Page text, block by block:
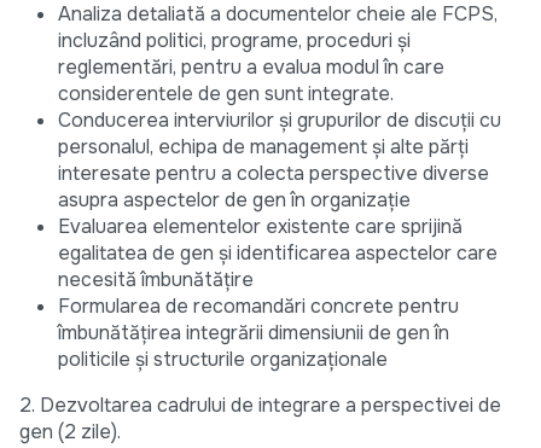
Analiza detaliată a documentelor cheie ale FCPS,
incluzând politici, programe, proceduri și
reglementări, pentru a evalua modul în care
considerentele de gen sunt integrate.
Conducerea interviurilor și grupurilor de discuții cu
personalul, echipa de management și alte părți
interesate pentru a colecta perspective diverse
asupra aspectelor de gen în organizație
Evaluarea elementelor existente care sprijină
egalitatea de gen și identificarea aspectelor care
necesită îmbunătățire
Formularea de recomandări concrete pentru
îmbunătățirea integrării dimensiunii de gen în
politicile și structurile organizaționale
2. Dezvoltarea cadrului de integrare a perspectivei de
gen (2 zile).